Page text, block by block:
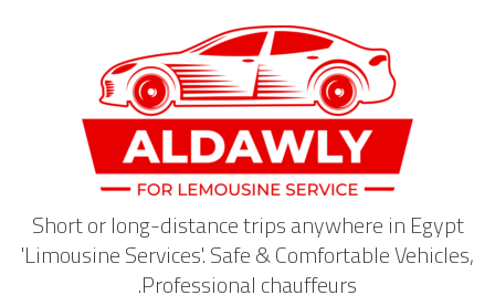
Short or long-distance trips anywhere in Egypt
'Limousine Services'. Safe & Comfortable Vehicles,
Professional chauffeurs.